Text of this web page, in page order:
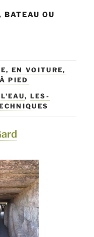
BATEAU OU
,EN VOITURE,
PIED
, LES-